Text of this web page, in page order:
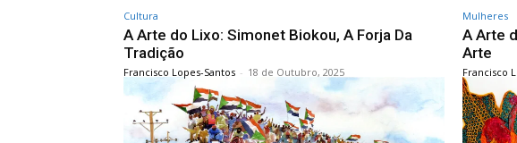
Cultura
A Arte do Lixo: Simonet Biokou, A Forja Da
Tradição
Francisco Lopes-Santos - 18 de Outubro, 2025
Mulheres
A Arte
Arte
Francisco